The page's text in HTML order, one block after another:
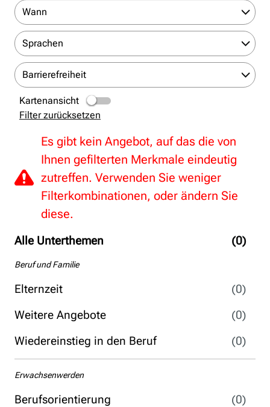
Alle Unterthemen (0)
Beruf und Familie
Elternzeit
(0)
Weitere Angebote
(0)
Wiedereinstieg in den Beruf
(0)
Erwachsenwerden
Berufsorientierung
(0)
Wann
Sprachen
Barrierefreiheit
Kartenansicht
Filter zurücksetzen
Es gibt kein Angebot, auf das die von
Ihnen gefilterten Merkmale eindeutig
zutreffen. Verwenden Sie weniger
Filterkombinationen, oder ändern Sie
diese.